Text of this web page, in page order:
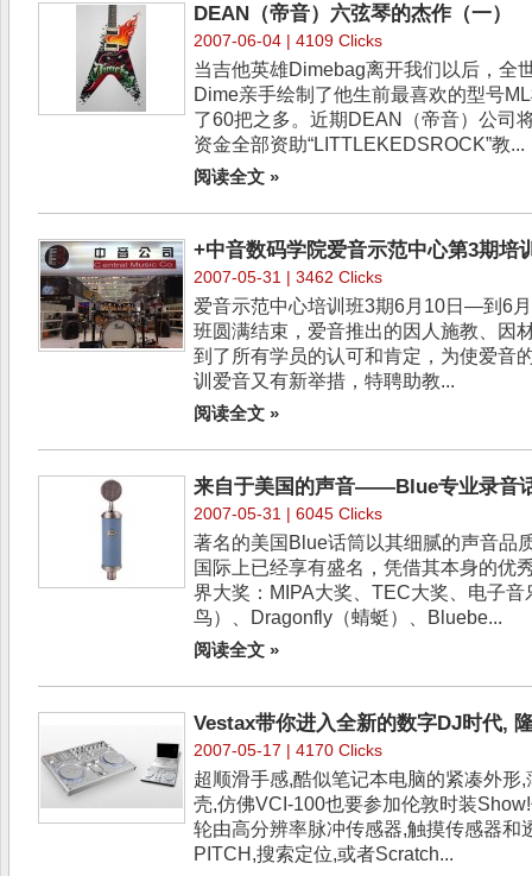
DEAN（帝音）六弦琴的杰作（一）
2007-06-04 | 4109 Clicks
当吉他英雄Dimebag离开我们以后，全
Dime亲手绘制了他生前最喜欢的型号
了60把之多。近期DEAN（帝音）公司
资金全部资助“LITTLEKEDSROCK”教...
阅读全文 »
+中音数码学院爱音示范中心第3期培
2007-05-31 | 3462 Clicks
爱音示范中心培训班3期6月10日―到6
班圆满结束，爱音推出的因人施教、因
到了所有学员的认可和肯定，为使爱音
训爱音又有新举措，特聘助教...
阅读全文 »
来自于美国的声音――Blue专业录音
2007-05-31 | 6045 Clicks
著名的美国Blue话筒以其细腻的声音品
国际上已经享有盛名，凭借其本身的优
界大奖：MIPA大奖、TEC大奖、电子
鸟）、Dragonfly（蜻蜓）、Bluebe...
阅读全文 »
Vestax带你进入全新的数字DJ时代,
2007-05-17 | 4170 Clicks
超顺滑手感,酷似笔记本电脑的紧凑外形
壳,仿佛VCI-100也要参加伦敦时装
轮由高分辨率脉冲传感器,触摸传感器和
PITCH,搜索定位,或者Scratch...